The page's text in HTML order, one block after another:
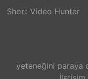
Short Video Hunter
yeteneğini paraya